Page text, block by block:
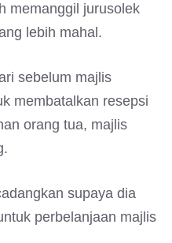
memanggil jurusolek
lebih mahal.
sebelum majlis
membatalkan resepsi
orang tua, majlis
supaya dia
perbelanjaan majlis